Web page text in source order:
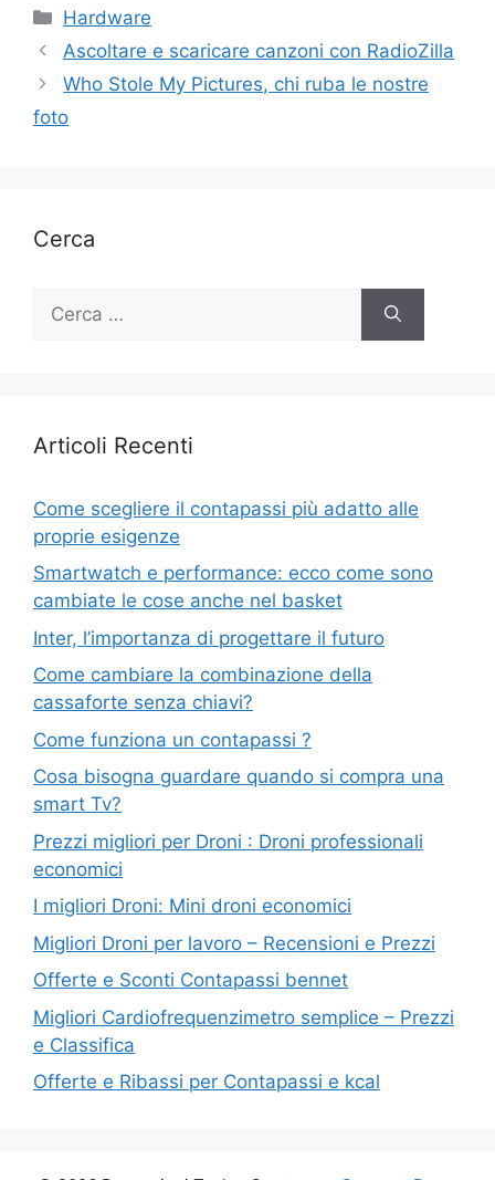
Categorie
Hardware
Ascoltare e scaricare canzoni con RadioZilla
Who Stole My Pictures, chi ruba le nostre
foto
Cerca
per:
Articoli Recenti
Come scegliere il contapassi più adatto alle
proprie esigenze
Smartwatch e performance: ecco come sono
cambiate le cose anche nel basket
Inter, l’importanza di progettare il futuro
Come cambiare la combinazione della
cassaforte senza chiavi?
Come funziona un contapassi ?
Cosa bisogna guardare quando si compra una
smart Tv?
Prezzi migliori per Droni : Droni professionali
economici
I migliori Droni: Mini droni economici
Migliori Droni per lavoro – Recensioni e Prezzi
Offerte e Sconti Contapassi bennet
Migliori Cardiofrequenzimetro semplice – Prezzi
e Classifica
Offerte e Ribassi per Contapassi e kcal